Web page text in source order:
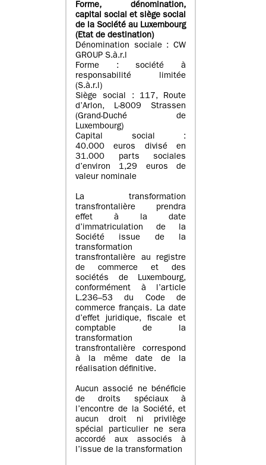
Forme, dénomination,
capital social et siège social
de la Société au Luxembourg
(Etat de destination)
Dénomination sociale : CW
GROUP S.à.r.l
Forme : société à
responsabilité limitée
(S.à.r.l)
Siège social : 117, Route
d’Arlon, L-8009 Strassen
(Grand-Duché de
Luxembourg)
Capital social :
40.000 euros divisé en
31.000 parts sociales
d’environ 1,29 euros de
valeur nominale
La transformation
transfrontalière prendra
effet à la date
d’immatriculation de la
Société issue de la
transformation
transfrontalière au registre
de commerce et des
sociétés de Luxembourg,
conformément à l’article
L.236–53 du Code de
commerce français. La date
d’effet juridique, fiscale et
comptable de la
transformation
transfrontalière correspond
à la même date de la
réalisation définitive.
Aucun associé ne bénéficie
de droits spéciaux à
l’encontre de la Société, et
aucun droit ni privilège
spécial particulier ne sera
accordé aux associés à
l’issue de la transformation